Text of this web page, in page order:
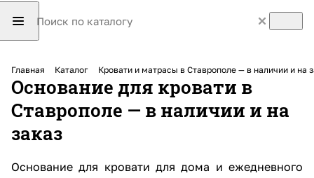
Главная Каталог Кровати и матрасы в Ставрополе — в наличии и на
Основание для кровати в
Ставрополе — в наличии и на
заказ
Основание для кровати для дома и ежедневного